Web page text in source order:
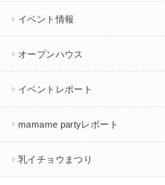
イベント情報
オープンハウス
イベントレポート
mamame partyレポート
乳イチョウまつり